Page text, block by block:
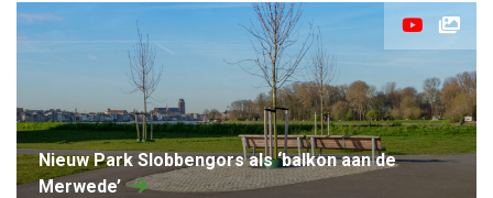
Nieuw Park Slobbengors als ‘balkon aan de
Merwede’